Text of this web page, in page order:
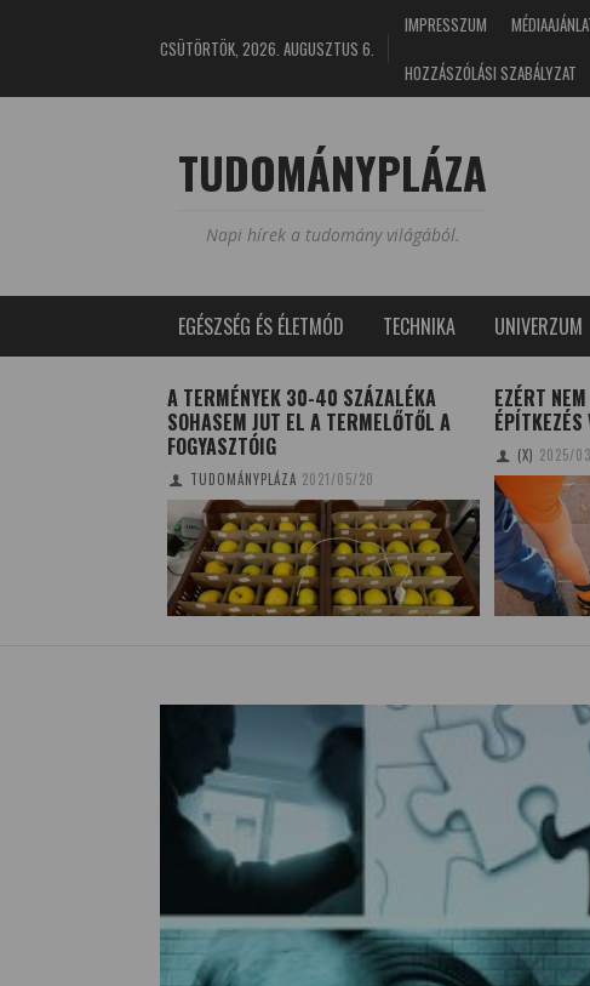
CSÜTÖRTÖK, 2026. AUGUSZTUS 6.
IMPRESSZUM
HOZZÁSZÓLÁSI SZABÁLYZAT
TUDOMÁNYPLÁZA
Napi hírek a tudomány világából.
EGÉSZSÉG ÉS ÉLETMÓD TECHNIKA UNIVERZUM
A TERMÉNYEK 30-40 SZÁZALÉKA
SOHASEM JUT EL A TERMELŐTŐL A
FOGYASZTÓIG
TUDOMÁNYPLÁZA 2021/05/20
EZÉRT
ÉPÍTKEZÉS
(X) 2025/